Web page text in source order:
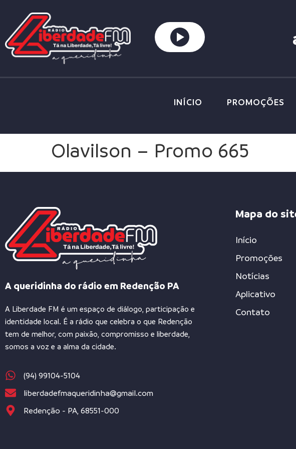
INÍCIO PROMOÇÕES
Olavilson – Promo 665
A queridinha do rádio em Redenção PA
A Liberdade FM é um espaço de diálogo, participação e
identidade local. É a rádio que celebra o que Redenção
tem de melhor, com paixão, compromisso e liberdade,
somos a voz e a alma da cidade.
(94) 99104-5104
liberdadefmaqueridinha@gmail.com
Redenção - PA, 68551-000
Mapa do
Início
Promoções
Notícias
Aplicativo
Contato